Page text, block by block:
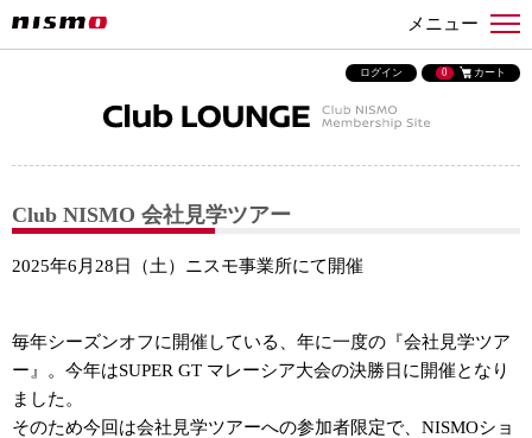
メニュー
ログイン 0 カート
Club NISMO 会社見学ツアー
2025年6月28日（土）ニスモ事業所にて開催
毎年シーズンオフに開催している、年に一度の『会社見学ツア
ー』。今年はSUPER GT マレーシア大会の決勝日に開催となり
ました。
そのため今回は会社見学ツアーへの参加者限定で、NISMOショ